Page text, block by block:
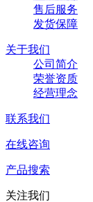
售后服务
发货保障
关于我们
公司简介
荣誉资质
经营理念
联系我们
在线咨询
产品搜索
关注我们